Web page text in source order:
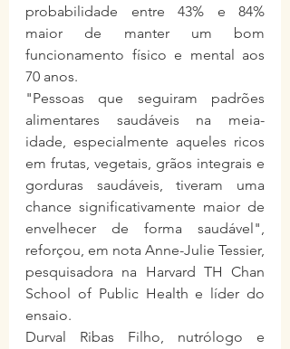
probabilidade entre 43% e 84%
maior de manter um bom
funcionamento físico e mental aos
70 anos.
"Pessoas que seguiram padrões
alimentares saudáveis na meia-
idade, especialmente aqueles ricos
em frutas, vegetais, grãos integrais e
gorduras saudáveis, tiveram uma
chance significativamente maior de
envelhecer de forma saudável",
reforçou, em nota Anne-Julie Tessier,
pesquisadora na Harvard TH Chan
School of Public Health e líder do
ensaio.
Durval Ribas Filho, nutrólogo e